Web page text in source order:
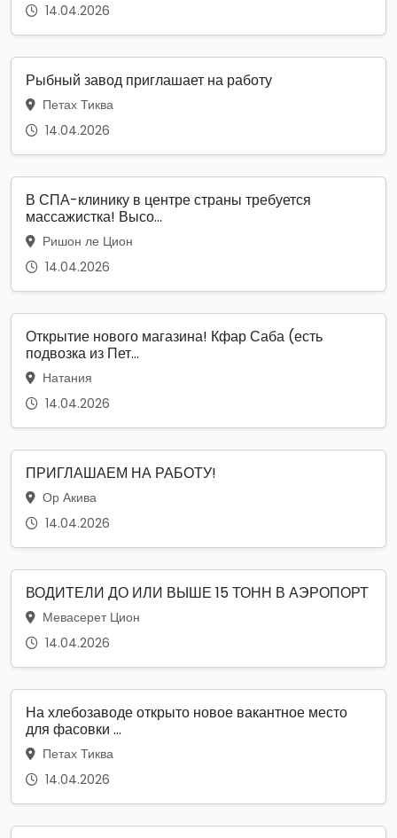
14.04.2026
Рыбный завод приглашает на работу
Петах Тиква
14.04.2026
В СПА-клинику в центре страны требуется
массажистка! Высо...
Ришон ле Цион
14.04.2026
Открытие нового магазина! Кфар Саба (есть
подвозка из Пет...
Натания
14.04.2026
ПРИГЛАШАЕМ НА РАБОТУ!
Ор Акива
14.04.2026
ВОДИТЕЛИ ДО ИЛИ ВЫШЕ 15 ТОНН В АЭРОПОРТ
Мевасерет Цион
14.04.2026
На хлебозаводе открыто новое вакантное место
для фасовки ...
Петах Тиква
14.04.2026